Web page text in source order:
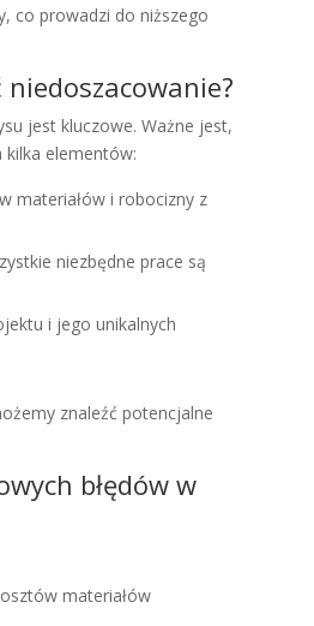
co prowadzi do niższego
niedoszacowanie?
jest kluczowe. Ważne jest,
kilka elementów:
materiałów i robocizny z
niezbędne prace są
i jego unikalnych
znaleźć potencjalne
błędów w
materiałów